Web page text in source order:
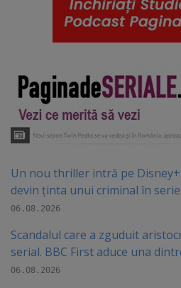
Un nou thriller intră pe
devin ținta unui criminal în
06.08.2026
Scandalul care a zguduit
serial. BBC First aduce una
06.08.2026